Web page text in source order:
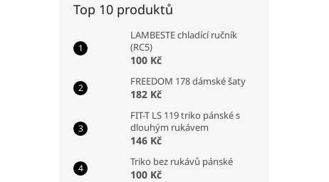
Top 10 produktů
LAMBESTE chladící ručník
(RC5)
100 Kč
FREEDOM 178 dámské šaty
182 Kč
FIT-T LS 119 triko pánské s
dlouhým rukávem
146 Kč
Triko bez rukávů pánské
100 Kč